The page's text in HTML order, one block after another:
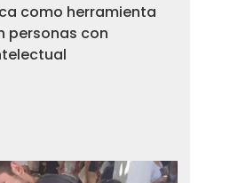
como herramienta
personas con